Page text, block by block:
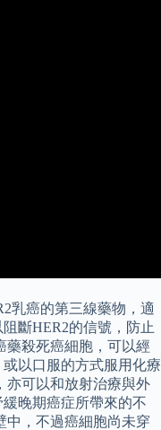
乳癌的第三線藥物，適
斷HER2的信號，防止
藥殺死癌細胞，可以經
以口服的方式服用化療
亦可以和放射治療與外
晚期癌症所帶來的不
中，不過癌細胞尚未穿